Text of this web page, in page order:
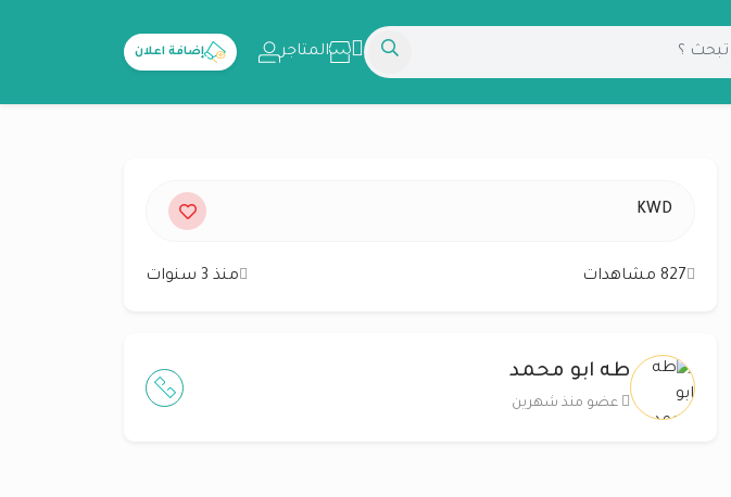
المتاجر إضافة اعلان
KWD
827 مشاهدات منذ 3 سنوات
طه ابو محمد
عضو منذ شهرين